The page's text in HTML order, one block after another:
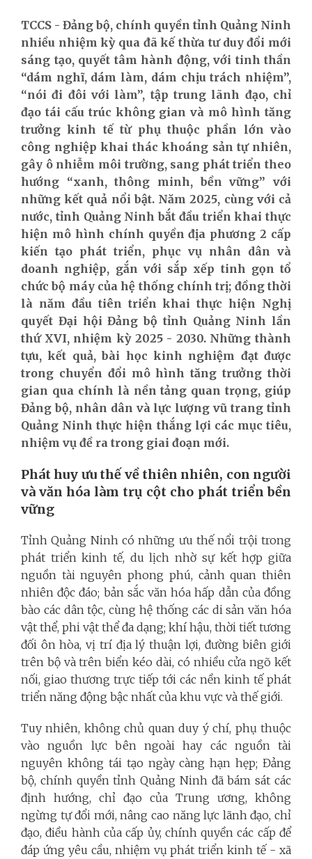
TCCS - Đảng bộ, chính quyền tỉnh Quảng Ninh
nhiều nhiệm kỳ qua đã kế thừa tư duy đổi mới
sáng tạo, quyết tâm hành động, với tinh thần
“dám nghĩ, dám làm, dám chịu trách nhiệm”,
“nói đi đôi với làm”, tập trung lãnh đạo, chỉ
đạo tái cấu trúc không gian và mô hình tăng
trưởng kinh tế từ phụ thuộc phần lớn vào
công nghiệp khai thác khoáng sản tự nhiên,
gây ô nhiễm môi trường, sang phát triển theo
hướng “xanh, thông minh, bền vững” với
những kết quả nổi bật. Năm 2025, cùng với cả
nước, tỉnh Quảng Ninh bắt đầu triển khai thực
hiện mô hình chính quyền địa phương 2 cấp
kiến tạo phát triển, phục vụ nhân dân và
doanh nghiệp, gắn với sắp xếp tinh gọn tổ
chức bộ máy của hệ thống chính trị; đồng thời
là năm đầu tiên triển khai thực hiện Nghị
quyết Đại hội Đảng bộ tỉnh Quảng Ninh lần
thứ XVI, nhiệm kỳ 2025 - 2030. Những thành
tựu, kết quả, bài học kinh nghiệm đạt được
trong chuyển đổi mô hình tăng trưởng thời
gian qua chính là nền tảng quan trọng, giúp
Đảng bộ, nhân dân và lực lượng vũ trang tỉnh
Quảng Ninh thực hiện thắng lợi các mục tiêu,
nhiệm vụ đề ra trong giai đoạn mới.
Phát huy ưu thế về thiên nhiên, con người
và văn hóa làm trụ cột cho phát triển bền
vững
Tỉnh Quảng Ninh có những ưu thế nổi trội trong
phát triển kinh tế, du lịch nhờ sự kết hợp giữa
nguồn tài nguyên phong phú, cảnh quan thiên
nhiên độc đáo; bản sắc văn hóa hấp dẫn của đồng
bào các dân tộc, cùng hệ thống các di sản văn hóa
vật thể, phi vật thể đa dạng; khí hậu, thời tiết tương
đối ôn hòa, vị trí địa lý thuận lợi, đường biên giới
trên bộ và trên biển kéo dài, có nhiều cửa ngõ kết
nối, giao thương trực tiếp tới các nền kinh tế phát
triển năng động bậc nhất của khu vực và thế giới.
Tuy nhiên, không chủ quan duy ý chí, phụ thuộc
vào nguồn lực bên ngoài hay các nguồn tài
nguyên không tái tạo ngày càng hạn hẹp; Đảng
bộ, chính quyền tỉnh Quảng Ninh đã bám sát các
định hướng, chỉ đạo của Trung ương, không
ngừng tự đổi mới, nâng cao năng lực lãnh đạo, chỉ
đạo, điều hành của cấp ủy, chính quyền các cấp để
đáp ứng yêu cầu, nhiệm vụ phát triển kinh tế - xã